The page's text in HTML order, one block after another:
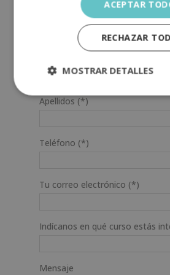
SOLICITA MÁS
Apellidos (*)
Teléfono (*)
Tu correo electrónico (*)
Indícanos en qué curso estás
Mensaje
ACEPTAR
RECHAZAR
MOSTRAR DETALLES